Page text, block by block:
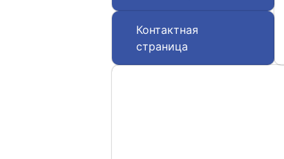
Контактная
страница